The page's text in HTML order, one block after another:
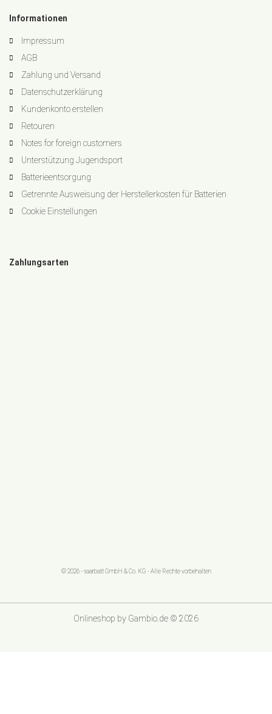
Informationen
Impressum
AGB
Zahlung und Versand
Datenschutzerklärung
Kundenkonto erstellen
Retouren
Notes for foreign customers
Unterstützung Jugendsport
Batterieentsorgung
Getrennte Ausweisung der Herstellerkosten für Batterien
Cookie Einstellungen
Zahlungsarten
© 2026 - saarbatt GmbH & Co. KG - Alle Rechte vorbehalten
Onlineshop by Gambio.de © 2026